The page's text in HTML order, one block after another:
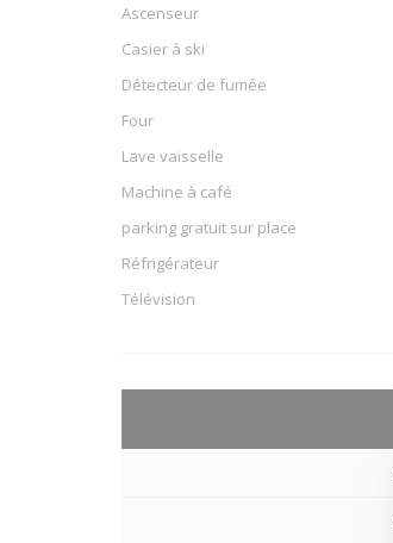
Ascenseur
Casier à ski
Détecteur de fumée
Four
Lave vaisselle
Machine à café
parking gratuit sur place
Réfrigérateur
Télévision